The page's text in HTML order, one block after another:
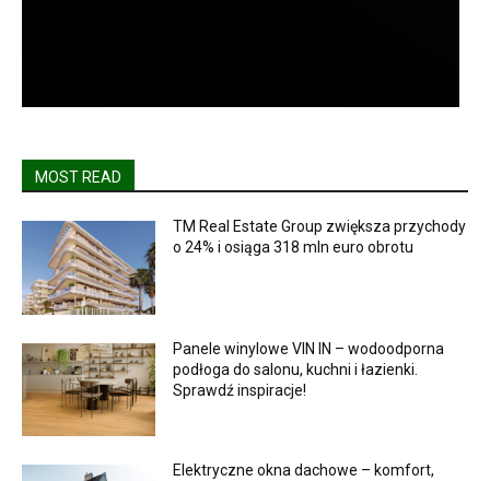
MOST READ
TM Real Estate Group zwiększa przychody
o 24% i osiąga 318 mln euro obrotu
Panele winylowe VIN IN – wodoodporna
podłoga do salonu, kuchni i łazienki.
Sprawdź inspiracje!
Elektryczne okna dachowe – komfort,